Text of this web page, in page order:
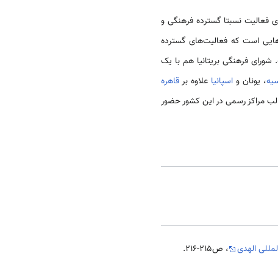
فعالیت نسبتا گسترده فرهنگی و
است که فعالیت­‌های گسترده
فرهنگی بریتانیا هم با یک
، یونان واسپانیا علاوه برقاهره
مراکز رسمی در این کشور حضور
الهدی ، ص215-216.